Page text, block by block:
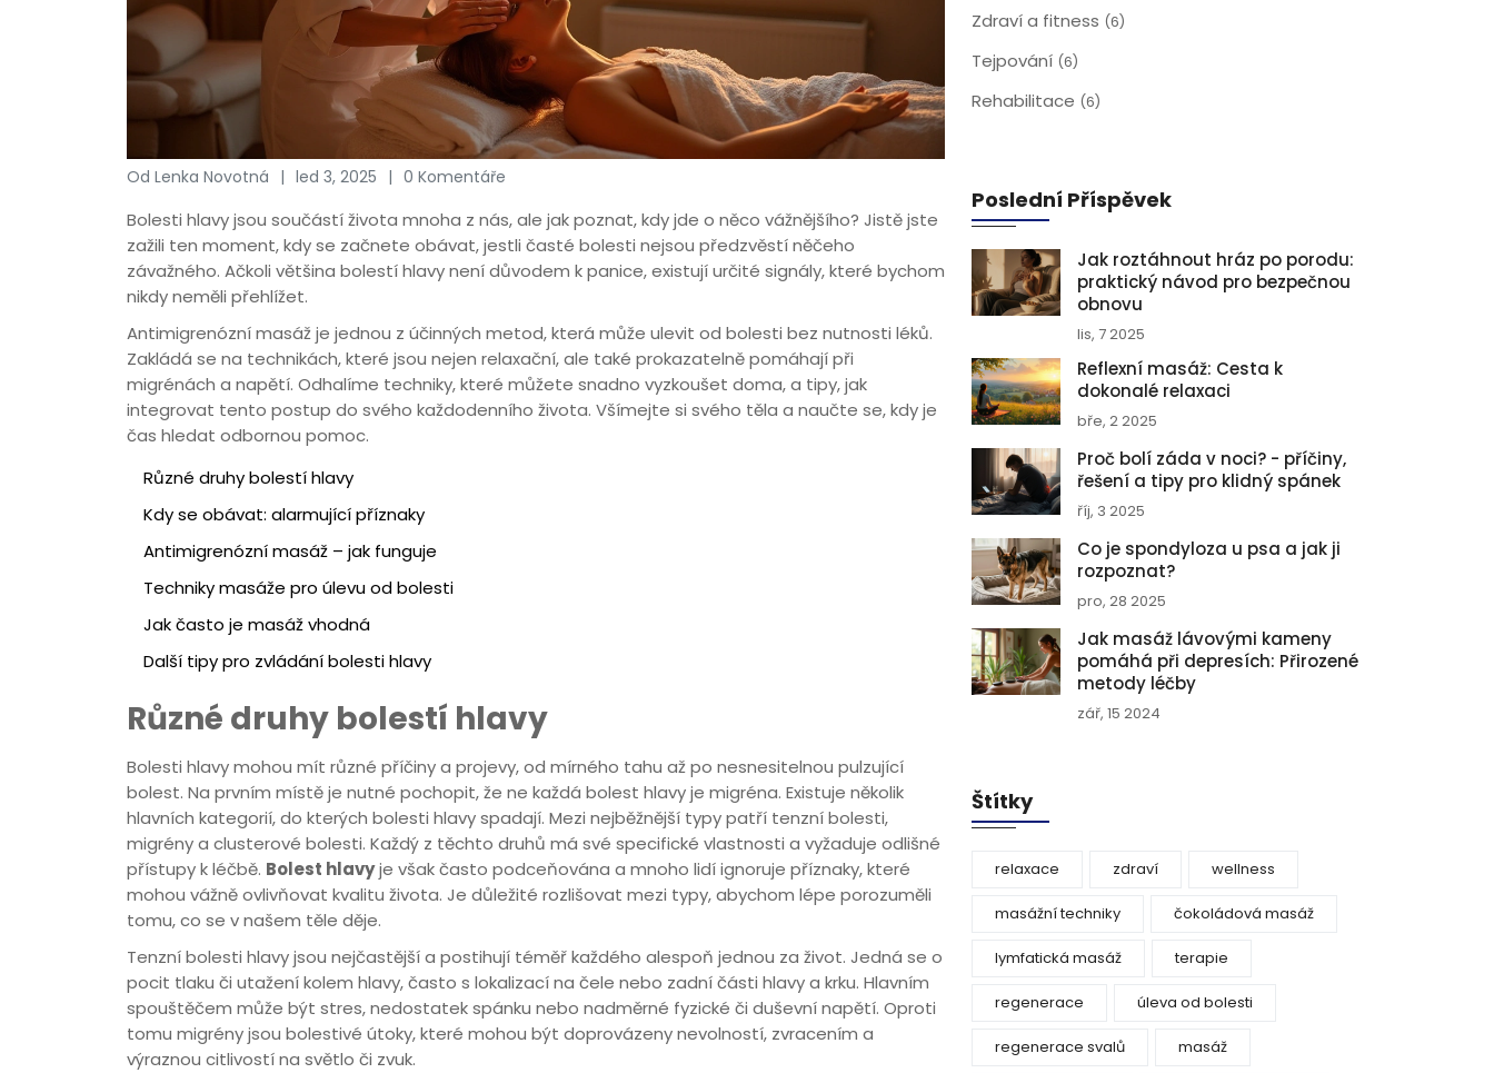
Od Lenka Novotná led 3, 2025 0 Komentáře
Bolesti hlavy jsou součástí života mnoha z nás, ale jak poznat, kdy jde o něco vážnějšího? Jistě jste
zažili ten moment, kdy se začnete obávat, jestli časté bolesti nejsou předzvěstí něčeho
závažného. Ačkoli většina bolestí hlavy není důvodem k panice, existují určité signály, které bychom
nikdy neměli přehlížet.
Antimigrenózní masáž je jednou z účinných metod, která může ulevit od bolesti bez nutnosti léků.
Zakládá se na technikách, které jsou nejen relaxační, ale také prokazatelně pomáhají při
migrénách a napětí. Odhalíme techniky, které můžete snadno vyzkoušet doma, a tipy, jak
integrovat tento postup do svého každodenního života. Všímejte si svého těla a naučte se, kdy je
čas hledat odbornou pomoc.
Různé druhy bolestí hlavy
Kdy se obávat: alarmující příznaky
Antimigrenózní masáž – jak funguje
Techniky masáže pro úlevu od bolesti
Jak často je masáž vhodná
Další tipy pro zvládání bolesti hlavy
Různé druhy bolestí hlavy
Bolesti hlavy mohou mít různé příčiny a projevy, od mírného tahu až po nesnesitelnou pulzující
bolest. Na prvním místě je nutné pochopit, že ne každá bolest hlavy je migréna. Existuje několik
hlavních kategorií, do kterých bolesti hlavy spadají. Mezi nejběžnější typy patří tenzní bolesti,
migrény a clusterové bolesti. Každý z těchto druhů má své specifické vlastnosti a vyžaduje odlišné
přístupy k léčbě. Bolest hlavyje však často podceňována a mnoho lidí ignoruje příznaky, které
mohou vážně ovlivňovat kvalitu života. Je důležité rozlišovat mezi typy, abychom lépe porozuměli
tomu, co se v našem těle děje.
Tenzní bolesti hlavy jsou nejčastější a postihují téměř každého alespoň jednou za život. Jedná se o
pocit tlaku či utažení kolem hlavy, často s lokalizací na čele nebo zadní části hlavy a krku. Hlavním
spouštěčem může být stres, nedostatek spánku nebo nadměrné fyzické či duševní napětí. Oproti
tomu migrény jsou bolestivé útoky, které mohou být doprovázeny nevolností, zvracením a
výraznou citlivostí na světlo či zvuk.
Zdraví a fitness (6)
Tejpování (6)
Rehabilitace (6)
Poslední Příspěvek
Jak roztáhnout hráz po porodu:
praktický návod pro bezpečnou
obnovu
lis, 7 2025
Reflexní masáž: Cesta k
dokonalé relaxaci
bře, 2 2025
Proč bolí záda v noci? - příčiny,
řešení a tipy pro klidný spánek
říj, 3 2025
Co je spondyloza u psa a jak ji
rozpoznat?
pro, 28 2025
Jak masáž lávovými kameny
pomáhá při depresích: Přirozené
metody léčby
zář, 15 2024
Štítky
relaxace zdraví wellness
masážní techniky čokoládová masáž
lymfatická masáž terapie
regenerace úleva od bolesti
regenerace svalů masáž